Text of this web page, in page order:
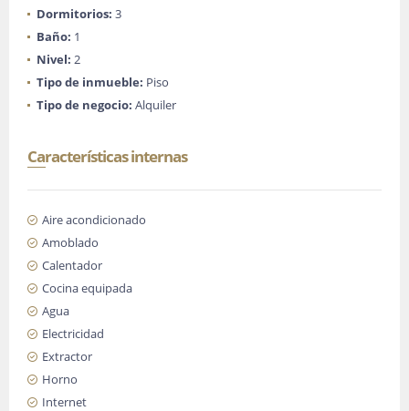
Dormitorios: 3
Baño: 1
Nivel: 2
Tipo de inmueble: Piso
Tipo de negocio: Alquiler
Características internas
Aire acondicionado
Amoblado
Calentador
Cocina equipada
Agua
Electricidad
Extractor
Horno
Internet